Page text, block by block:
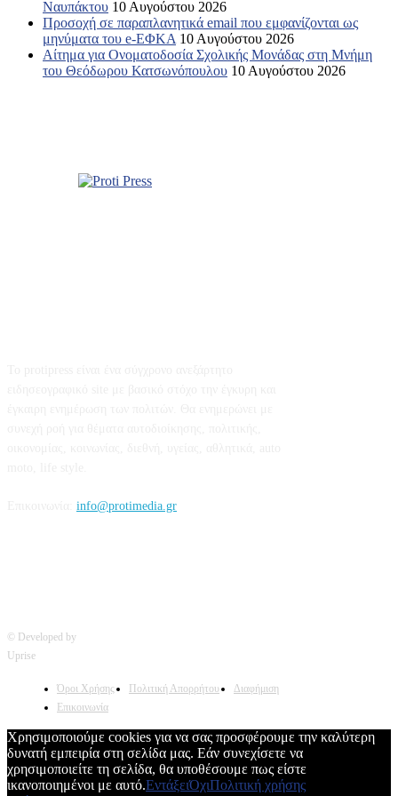
Ναυπάκτου 10 Αυγούστου 2026
Προσοχή σε παραπλανητικά email που εμφανίζονται ως
μηνύματα του e-ΕΦΚΑ 10 Αυγούστου 2026
Αίτημα για Ονοματοδοσία Σχολικής Μονάδας στη Μνήμη
του Θεόδωρου Κατσωνόπουλου 10 Αυγούστου 2026
info@protimedia.gr
© Developed by
Uprise
Όροι Χρήσης Πολιτική Απορρήτου
Διαφήμιση
Επικοινωνία
Χρησιμοποιούμε cookies για να σας προσφέρουμε την καλύτερη
δυνατή εμπειρία στη σελίδα μας. Εάν συνεχίσετε να
χρησιμοποιείτε τη σελίδα, θα υποθέσουμε πως είστε
ικανοποιημένοι με αυτό.ΕντάξειΌχιΠολιτική χρήσης